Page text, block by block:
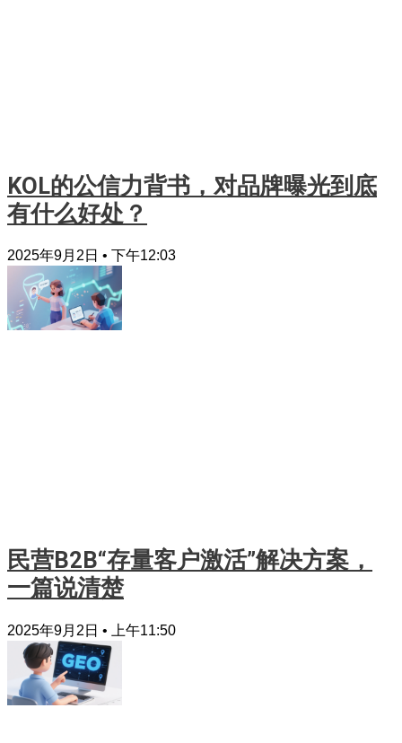
KOL的公信力背书，对品牌曝光到底
有什么好处？
2025年9月2日 下午12:03
民营B2B“存量客户激活”解决方案，
一篇说清楚
2025年9月2日 上午11:50